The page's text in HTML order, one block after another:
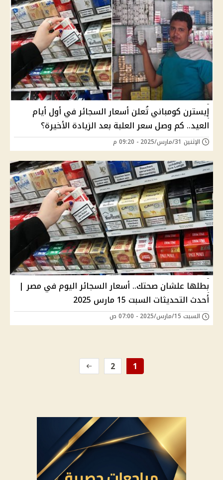
إيسترن كومباني تُعلن أسعار السجائر في أول أيام
العيد.. كم وصل سعر العلبة بعد الزيادة الأخيرة؟
الإثنين 31/مارس/2025 - 09:20 م
بطلها علشان صحتك.. أسعار السجائر اليوم في مصر |
أحدث التحديثات السبت 15 مارس 2025
السبت 15/مارس/2025 - 07:00 ص
1
2